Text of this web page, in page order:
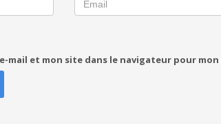
mail et mon site dans le navigateur pour